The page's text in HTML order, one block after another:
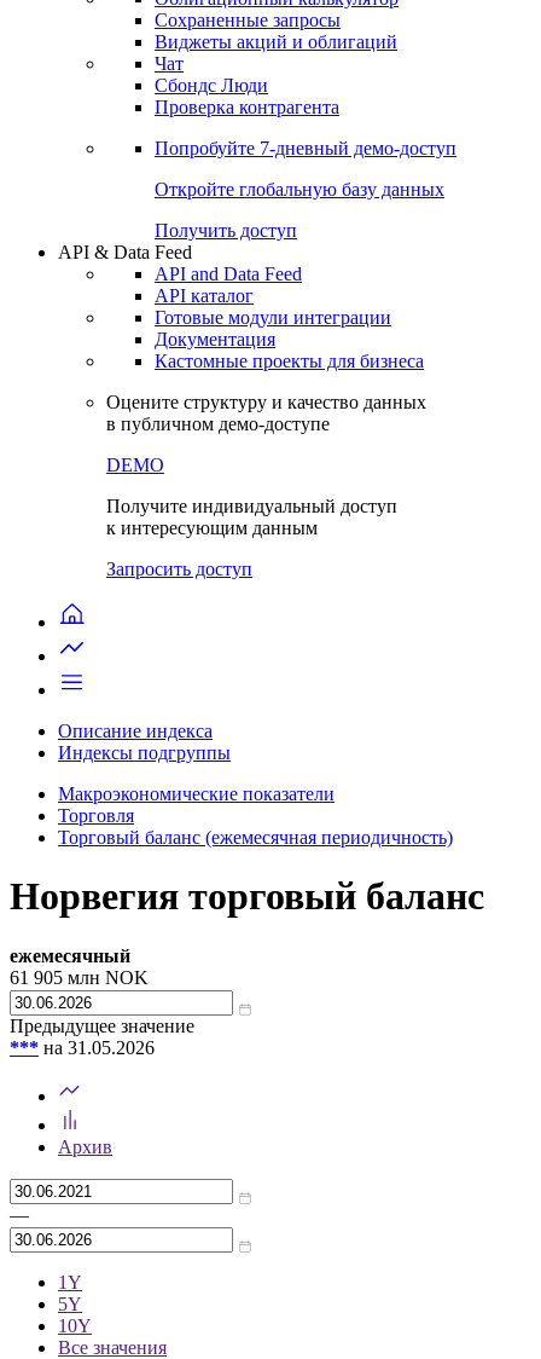
Сохраненные запросы
Виджеты акций и облигаций
Чат
Сбондс Люди
Проверка контрагента
Попробуйте 7-дневный демо-доступ
Откройте глобальную базу данных
Получить доступ
API & Data Feed
API and Data Feed
API каталог
Готовые модули интеграции
Документация
Кастомные проекты для бизнеса
Оцените структуру и качество данных
в публичном демо-доступе
DEMO
Получите индивидуальный доступ
к интересующим данным
Запросить доступ
Описание индекса
Индексы подгруппы
Макроэкономические показатели
Торговля
Торговый баланс (ежемесячная периодичность)
Норвегия торговый баланс
ежемесячный
61 905 млн NOK
Предыдущее значение
*** на 31.05.2026
Архив
—
1Y
5Y
10Y
Все значения